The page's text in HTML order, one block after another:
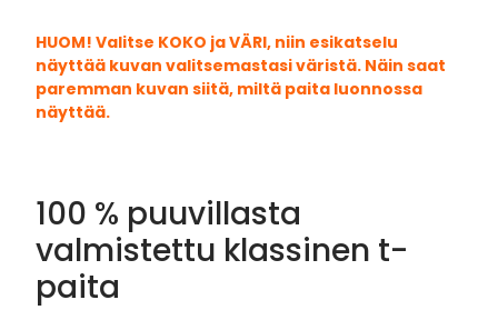
HUOM! Valitse KOKO ja VÄRI, niin esikatselu
näyttää kuvan valitsemastasi väristä. Näin saat
paremman kuvan siitä, miltä paita luonnossa
näyttää.
100 % puuvillasta
valmistettu klassinen t-
paita